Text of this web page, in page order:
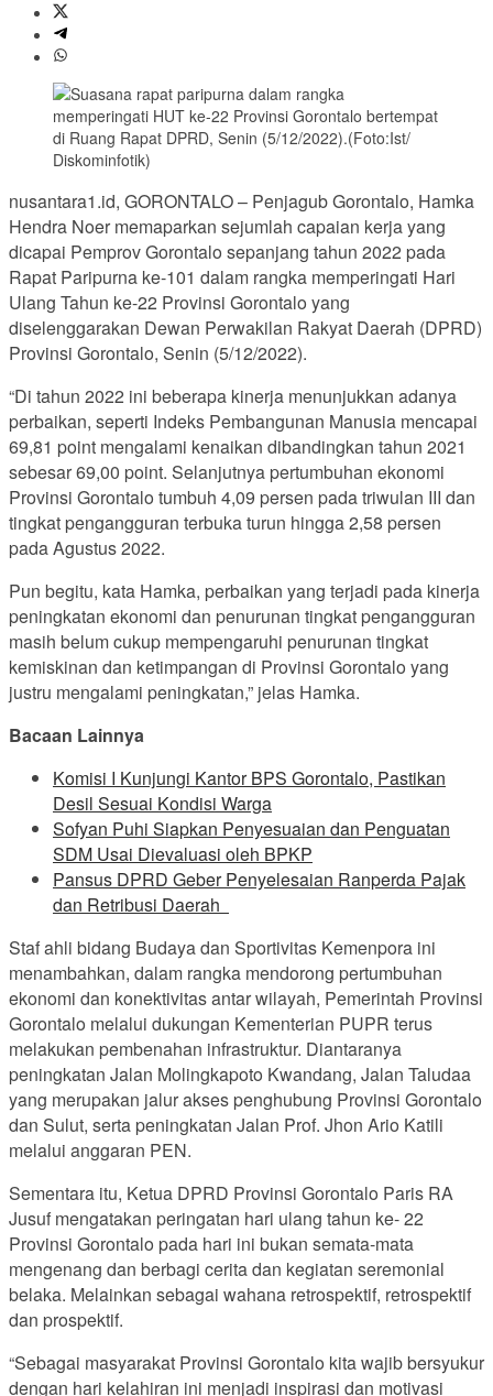
nusantara1.id, GORONTALO – Penjagub Gorontalo, Hamka
Hendra Noer memaparkan sejumlah capaian kerja yang
dicapai Pemprov Gorontalo sepanjang tahun 2022 pada
Rapat Paripurna ke-101 dalam rangka memperingati Hari
Ulang Tahun ke-22 Provinsi Gorontalo yang
diselenggarakan Dewan Perwakilan Rakyat Daerah (DPRD)
Provinsi Gorontalo, Senin (5/12/2022).
“Di tahun 2022 ini beberapa kinerja menunjukkan adanya
perbaikan, seperti Indeks Pembangunan Manusia mencapai
69,81 point mengalami kenaikan dibandingkan tahun 2021
sebesar 69,00 point. Selanjutnya pertumbuhan ekonomi
Provinsi Gorontalo tumbuh 4,09 persen pada triwulan III dan
tingkat pengangguran terbuka turun hingga 2,58 persen
pada Agustus 2022.
Pun begitu, kata Hamka, perbaikan yang terjadi pada kinerja
peningkatan ekonomi dan penurunan tingkat pengangguran
masih belum cukup mempengaruhi penurunan tingkat
kemiskinan dan ketimpangan di Provinsi Gorontalo yang
justru mengalami peningkatan,” jelas Hamka.
Bacaan Lainnya
Komisi I Kunjungi Kantor BPS Gorontalo, Pastikan
Desil Sesuai Kondisi Warga
Sofyan Puhi Siapkan Penyesuaian dan Penguatan
SDM Usai Dievaluasi oleh BPKP
Pansus DPRD Geber Penyelesaian Ranperda Pajak
dan Retribusi Daerah
Staf ahli bidang Budaya dan Sportivitas Kemenpora ini
menambahkan, dalam rangka mendorong pertumbuhan
ekonomi dan konektivitas antar wilayah, Pemerintah Provinsi
Gorontalo melalui dukungan Kementerian PUPR terus
melakukan pembenahan infrastruktur. Diantaranya
peningkatan Jalan Molingkapoto Kwandang, Jalan Taludaa
yang merupakan jalur akses penghubung Provinsi Gorontalo
dan Sulut, serta peningkatan Jalan Prof. Jhon Ario Katili
melalui anggaran PEN.
Sementara itu, Ketua DPRD Provinsi Gorontalo Paris RA
Jusuf mengatakan peringatan hari ulang tahun ke- 22
Provinsi Gorontalo pada hari ini bukan semata-mata
mengenang dan berbagi cerita dan kegiatan seremonial
belaka. Melainkan sebagai wahana retrospektif, retrospektif
dan prospektif.
“Sebagai masyarakat Provinsi Gorontalo kita wajib bersyukur
dengan hari kelahiran ini menjadi inspirasi dan motivasi